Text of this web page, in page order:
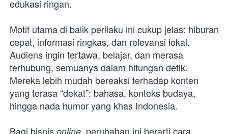
edukasi ringan.
Motif utama di balik perilaku ini cukup jelas: hiburan
cepat, informasi ringkas, dan relevansi lokal.
Audiens ingin tertawa, belajar, dan merasa
terhubung, semuanya dalam hitungan detik.
Mereka lebih mudah bereaksi terhadap konten
yang terasa “dekat”: bahasa, konteks budaya,
hingga nada humor yang khas Indonesia.
Bagi bisnis online, perubahan ini berarti cara